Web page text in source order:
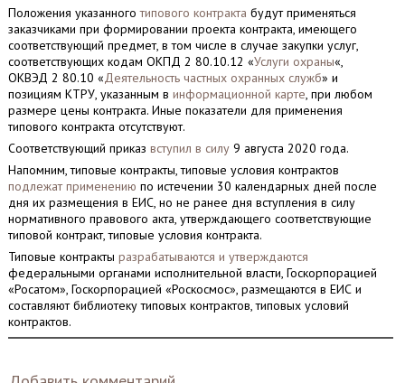
Положения указанноготипового контракта будут применяться
заказчиками при формировании проекта контракта, имеющего
соответствующий предмет, в том числе в случае закупки услуг,
соответствующих кодам ОКПД 2 80.10.12 «Услуги охраны«,
ОКВЭД 2 80.10 «Деятельность частных охранных служб» и
позициям КТРУ, указанным в информационной карте, при любом
размере цены контракта. Иные показатели для применения
типового контракта отсутствуют.
Соответствующий приказ вступил в силу9 августа 2020 года.
Напомним, типовые контракты, типовые условия контрактов
подлежат применению по истечении 30 календарных дней после
дня их размещения в ЕИС, но не ранее дня вступления в силу
нормативного правового акта, утверждающего соответствующие
типовой контракт, типовые условия контракта.
Типовые контракты разрабатываются и утверждаются
федеральными органами исполнительной власти, Госкорпорацией
«Росатом», Госкорпорацией «Роскосмос», размещаются в ЕИС и
составляют библиотеку типовых контрактов, типовых условий
контрактов.